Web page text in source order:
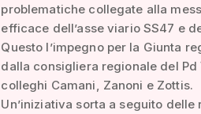
problematiche collegate alla
efficace dell’asse viario SS47 e
Questo l’impegno per la Giunta
dalla consigliera regionale del
colleghi Camani, Zanoni e Zottis.
Un’iniziativa sorta a seguito